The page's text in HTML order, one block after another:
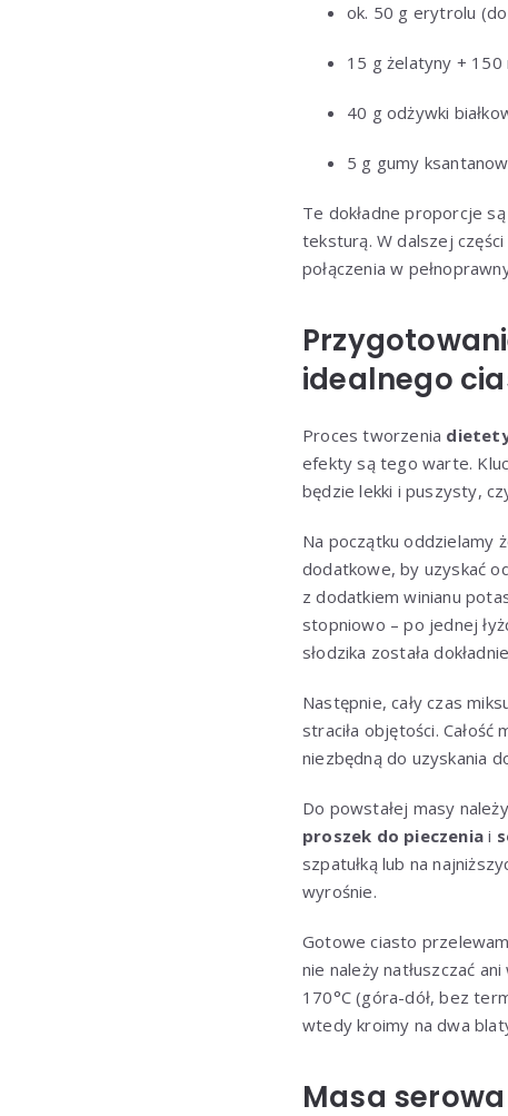
ok. 50 g erytrolu
15 g żelatyny + 150
40 g odżywki
5 g gumy
Te dokładne proporcje
teksturą. W dalszej
połączenia w
idealnego
Proces tworzenia
efekty są tego warte.
będzie lekki i puszysty,
Na początku oddzielamy
dodatkowe, by uzyskać
z dodatkiem winianu
stopniowo – po jednej
słodzika została
Następnie, cały czas
straciła objętości.
niezbędną do uzyskania
Do powstałej masy
proszek do pieczenia i
szpatułką lub na
wyrośnie.
Gotowe ciasto
nie należy natłuszczać
170°C (góra-dół, bez
wtedy kroimy na dwa
Masa